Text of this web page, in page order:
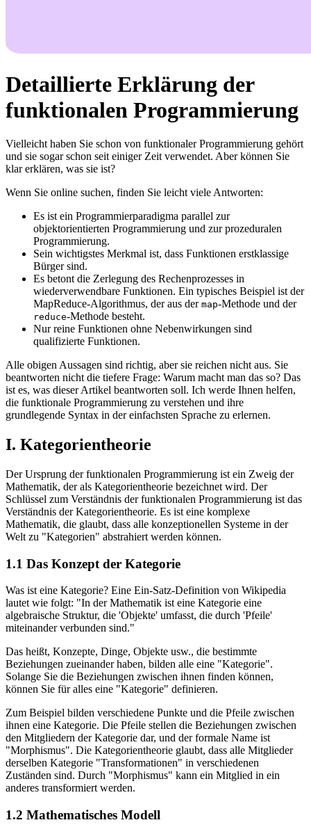
Detaillierte Erklärung der
funktionalen Programmierung
Vielleicht haben Sie schon von funktionaler Programmierung gehört
und sie sogar schon seit einiger Zeit verwendet. Aber können Sie
klar erklären, was sie ist?
Wenn Sie online suchen, finden Sie leicht viele Antworten:
Es ist ein Programmierparadigma parallel zur
objektorientierten Programmierung und zur prozeduralen
Programmierung.
Sein wichtigstes Merkmal ist, dass Funktionen erstklassige
Bürger sind.
Es betont die Zerlegung des Rechenprozesses in
wiederverwendbare Funktionen. Ein typisches Beispiel ist der
MapReduce-Algorithmus, der aus der map-Methode und der
reduce-Methode besteht.
Nur reine Funktionen ohne Nebenwirkungen sind
qualifizierte Funktionen.
Alle obigen Aussagen sind richtig, aber sie reichen nicht aus. Sie
beantworten nicht die tiefere Frage: Warum macht man das so? Das
ist es, was dieser Artikel beantworten soll. Ich werde Ihnen helfen,
die funktionale Programmierung zu verstehen und ihre
grundlegende Syntax in der einfachsten Sprache zu erlernen.
I. Kategorientheorie
Der Ursprung der funktionalen Programmierung ist ein Zweig der
Mathematik, der als Kategorientheorie bezeichnet wird. Der
Schlüssel zum Verständnis der funktionalen Programmierung ist das
Verständnis der Kategorientheorie. Es ist eine komplexe
Mathematik, die glaubt, dass alle konzeptionellen Systeme in der
Welt zu "Kategorien" abstrahiert werden können.
1.1 Das Konzept der Kategorie
Was ist eine Kategorie? Eine Ein-Satz-Definition von Wikipedia
lautet wie folgt: "In der Mathematik ist eine Kategorie eine
algebraische Struktur, die 'Objekte' umfasst, die durch 'Pfeile'
miteinander verbunden sind."
Das heißt, Konzepte, Dinge, Objekte usw., die bestimmte
Beziehungen zueinander haben, bilden alle eine "Kategorie".
Solange Sie die Beziehungen zwischen ihnen finden können,
können Sie für alles eine "Kategorie" definieren.
Zum Beispiel bilden verschiedene Punkte und die Pfeile zwischen
ihnen eine Kategorie. Die Pfeile stellen die Beziehungen zwischen
den Mitgliedern der Kategorie dar, und der formale Name ist
"Morphismus". Die Kategorientheorie glaubt, dass alle Mitglieder
derselben Kategorie "Transformationen" in verschiedenen
Zuständen sind. Durch "Morphismus" kann ein Mitglied in ein
anderes transformiert werden.
1.2 Mathematisches Modell